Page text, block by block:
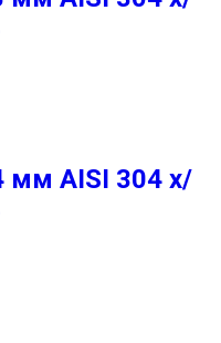
мм AISI 304 х/